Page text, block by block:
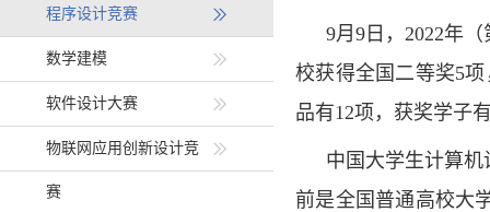
程序设计竞赛
数学建模
软件设计大赛
物联网应用创新设计竞
赛
9月9日，2022年
校获得全国二等奖5
品有12项，获奖学子
中国大学生计算
前是全国普通高校大